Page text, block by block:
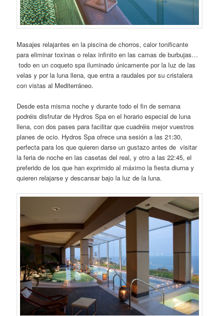
Masajes relajantes en la piscina de chorros, calor tonificante
para eliminar toxinas o relax infinito en las camas de burbujas…
todo en un coqueto spa iluminado únicamente por la luz de las
velas y por la luna llena, que entra a raudales por su cristalera
con vistas al Mediterráneo.
Desde esta misma noche y durante todo el fin de semana
podréis disfrutar de Hydros Spa en el horario especial de luna
llena, con dos pases para facilitar que cuadréis mejor vuestros
planes de ocio. Hydros Spa ofrece una sesión a las 21:30,
perfecta para los que quieren darse un gustazo antes de visitar
la feria de noche en las casetas del real, y otro a las 22:45, el
preferido de los que han exprimido al máximo la fiesta diurna y
quieren relajarse y descansar bajo la luz de la luna.